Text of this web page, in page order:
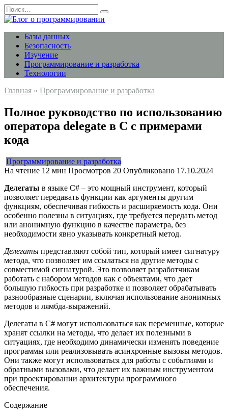
Перейти
к
содержанию
Search
for:
Базы данных
Безопасность
Изучение
Программирование и разработка
Технологии
Главная » Программирование и разработка
Полное руководство по использованию
оператора delegate в C с примерами
кода
Программирование и разработка
На чтение 12 мин Просмотров 20 Опубликовано 17.10.2024
Делегаты в языке C# – это мощный инструмент, который
позволяет передавать функции как аргументы другим
функциям, обеспечивая гибкость и расширяемость кода. Они
особенно полезны в ситуациях, где требуется передать метод
или анонимную функцию в качестве параметра, без
необходимости явно указывать конкретный метод.
Делегаты представляют собой тип, который имеет сигнатуру
метода, что позволяет им ссылаться на другие методы с
совместимой сигнатурой. Это позволяет разработчикам
работать с набором методов как с объектами, что дает
большую гибкость при разработке и позволяет обрабатывать
разнообразные сценарии, включая использование анонимных
методов и лямбда-выражений.
Делегаты в C# могут использоваться как переменные, которые
хранят ссылки на методы, что делает их полезными в
ситуациях, где необходимо динамически изменять поведение
программы или реализовывать асинхронные вызовы методов.
Они также могут использоваться для работы с событиями и
обратными вызовами, что делает их важным инструментом
при проектировании архитектуры программного
обеспечения.
Содержание